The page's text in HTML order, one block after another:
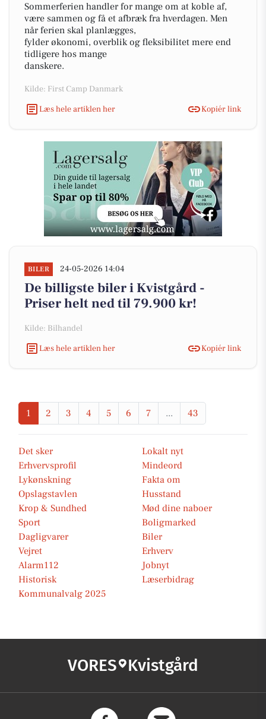
Sommerferien handler for mange om at koble af,
være sammen og få et afbræk fra hverdagen. Men
når ferien skal planlægges,
fylder økonomi, overblik og fleksibilitet mere end
tidligere hos mange
danskere.
Kilde: First Camp Danmark
Læs hele artiklen her
Kopiér link
BILER 24-05-2026 14:04
De billigste biler i Kvistgård -
Priser helt ned til 79.900 kr!
Kilde: Bilhandel
Læs hele artiklen her
Kopiér link
1 2 3 4 5 6 7 ... 43
Det sker
Lokalt nyt
Erhvervsprofil
Mindeord
Lykønskning
Fakta om
Opslagstavlen
Husstand
Krop & Sundhed
Mød dine naboer
Sport
Boligmarked
Dagligvarer
Biler
Vejret
Erhverv
Alarm112
Jobnyt
Historisk
Læserbidrag
Kommunalvalg 2025
VORES Kvistgård